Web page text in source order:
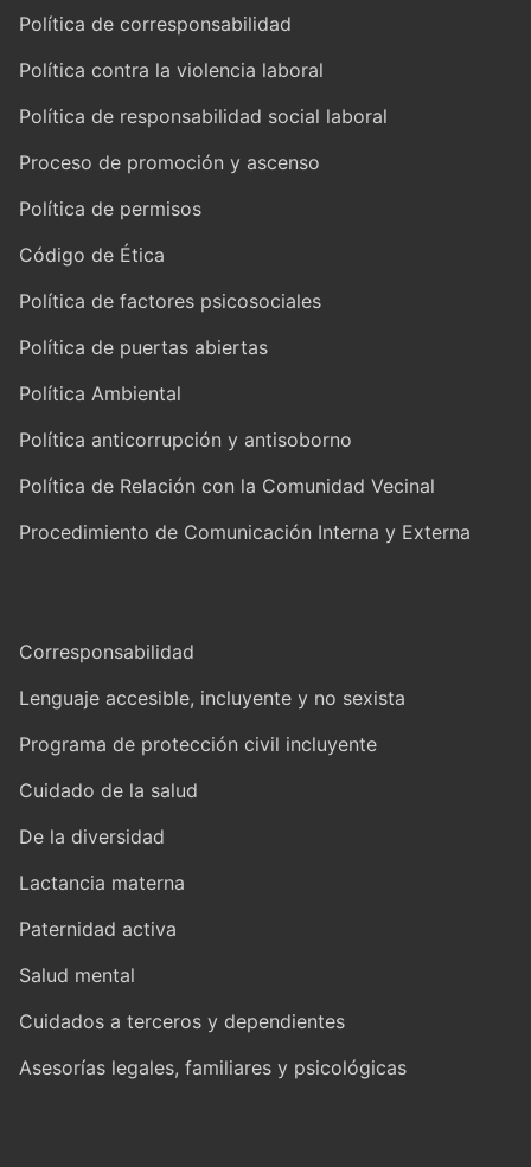
Política de corresponsabilidad
Política contra la violencia laboral
Política de responsabilidad social laboral
Proceso de promoción y ascenso
Política de permisos
Código de Ética
Política de factores psicosociales
Política de puertas abiertas
Política Ambiental
Política anticorrupción y antisoborno
Política de Relación con la Comunidad Vecinal
Procedimiento de Comunicación Interna y Externa
Corresponsabilidad
Lenguaje accesible, incluyente y no sexista
Programa de protección civil incluyente
Cuidado de la salud
De la diversidad
Lactancia materna
Paternidad activa
Salud mental
Cuidados a terceros y dependientes
Asesorías legales, familiares y psicológicas